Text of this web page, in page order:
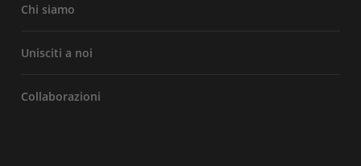
Chi siamo
Unisciti a noi
Collaborazioni